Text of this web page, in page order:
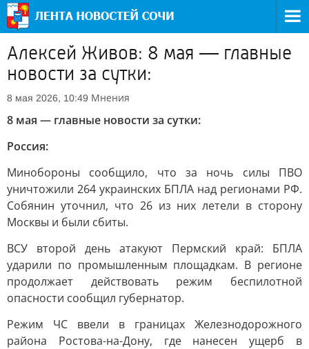
Алексей Живов: 8 мая — главные
новости за сутки:
8 мая 2026, 10:49 Мнения
8 мая — главные новости за сутки:
Россия:
Минобороны сообщило, что за ночь силы ПВО
уничтожили 264 украинских БПЛА над регионами РФ.
Собянин уточнил, что 26 из них летели в сторону
Москвы и были сбиты.
ВСУ второй день атакуют Пермский край: БПЛА
ударили по промышленным площадкам. В регионе
продолжает действовать режим беспилотной
опасности сообщил губернатор.
Режим ЧС ввели в границах Железнодорожного
района Ростова-на-Дону, где нанесен ущерб в